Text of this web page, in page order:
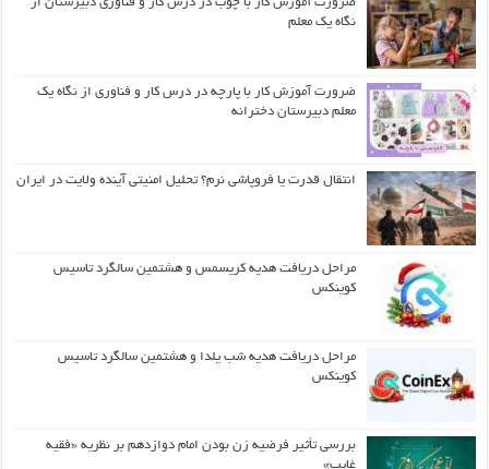
ضرورت آموزش کار با چوب در درس کار و فناوری دبیرستان از
نگاه یک معلم
ضرورت آموزش کار با پارچه در درس کار و فناوری از نگاه یک
معلم دبیرستان دخترانه
انتقال قدرت یا فروپاشی نرم؟ تحلیل امنیتی آینده ولایت در ایران
مراحل دریافت هدیه کریسمس و هشتمین سالگرد تاسیس
کوینکس
مراحل دریافت هدیه شب یلدا و هشتمین سالگرد تاسیس
کوینکس
بررسی تأثیر فرضیه زن بودن امام دوازدهم بر نظریه «فقیه
غایب»